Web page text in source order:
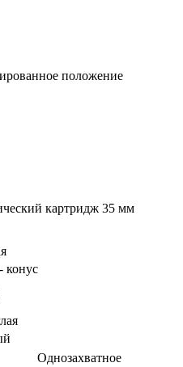
положение
картридж 35 мм
конус
Однозахватное